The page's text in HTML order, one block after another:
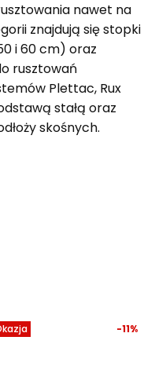
nawet na
znajdują się stopki
i 60 cm) oraz
rusztowań
Plettac, Rux
stałą oraz
skośnych.
-11%